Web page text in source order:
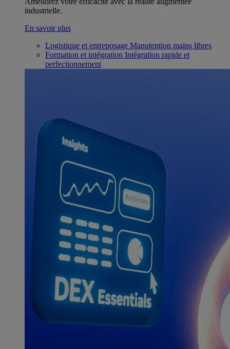
industrielle.
En savoir plus
Logistique et entreposage Manutention mains libres
Formation et intégration Intégration rapide et
perfectionnement